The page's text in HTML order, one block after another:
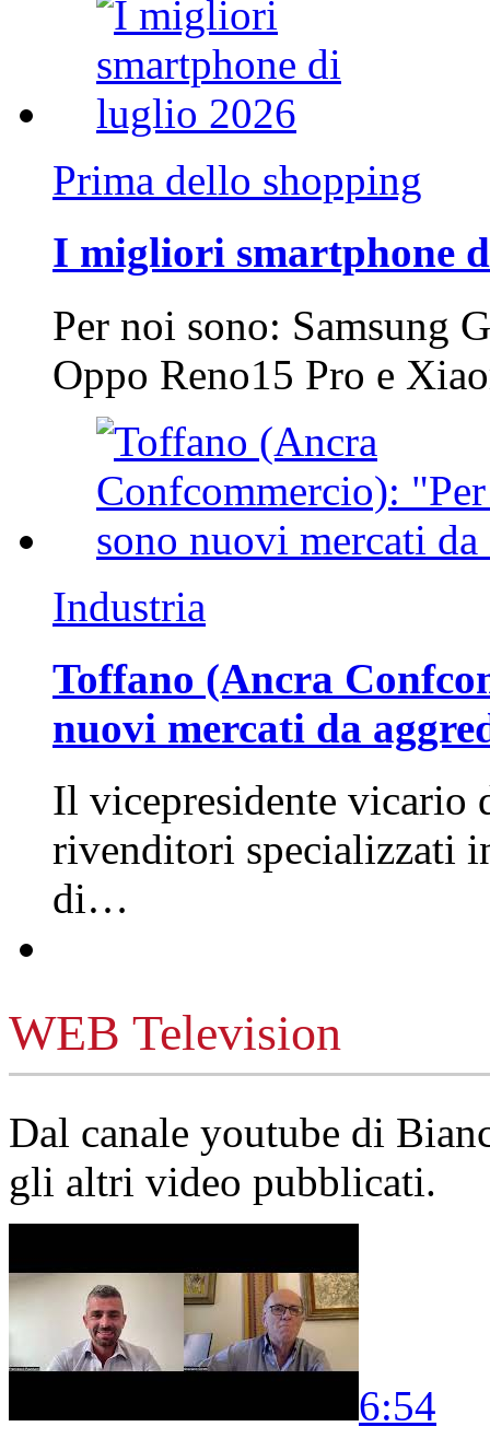
Prima dello shopping
I migliori smartphone
Per noi sono: Samsung
Oppo Reno15 Pro e
Industria
Toffano (Ancra
nuovi mercati da
Il vicepresidente vicario
rivenditori specializzati
di…
WEB Television
Dal canale youtube di
gli altri video pubblicati.
6:54